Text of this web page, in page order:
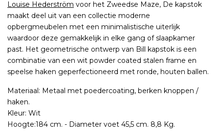
Louise Hederström voor het Zweedse Maze, De kapstok
maakt deel uit van een collectie moderne
opbergmeubelen met een minimalistische uiterlijk
waardoor deze gemakkelijk in elke gang of slaapkamer
past. Het geometrische ontwerp van Bill kapstok is een
combinatie van een wit powder coated stalen frame en
speelse haken geperfectioneerd met ronde, houten ballen.
Materiaal: Metaal met poedercoating, berken knoppen /
haken.
Kleur: Wit
Hoogte:184 cm. - Diameter voet 45,5 cm. 8,8 Kg.